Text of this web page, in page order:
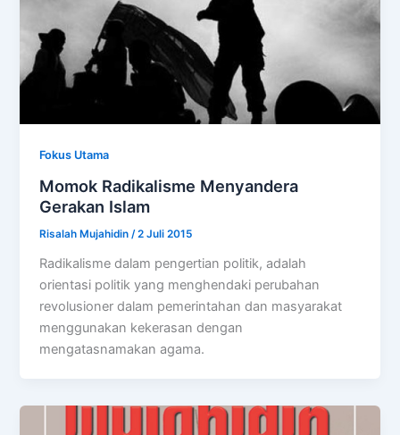
Fokus Utama
Momok Radikalisme Menyandera
Gerakan Islam
Risalah Mujahidin /2 Juli 2015
Radikalisme dalam pengertian politik, adalah
orientasi politik yang menghendaki perubahan
revolusioner dalam pemerintahan dan masyarakat
menggunakan kekerasan dengan
mengatasnamakan agama.